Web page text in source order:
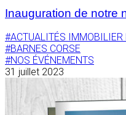
Inauguration de notre
#ACTUALITÉS IMMOBILIER
#BARNES CORSE
#NOS ÉVÉNEMENTS
31 juillet 2023